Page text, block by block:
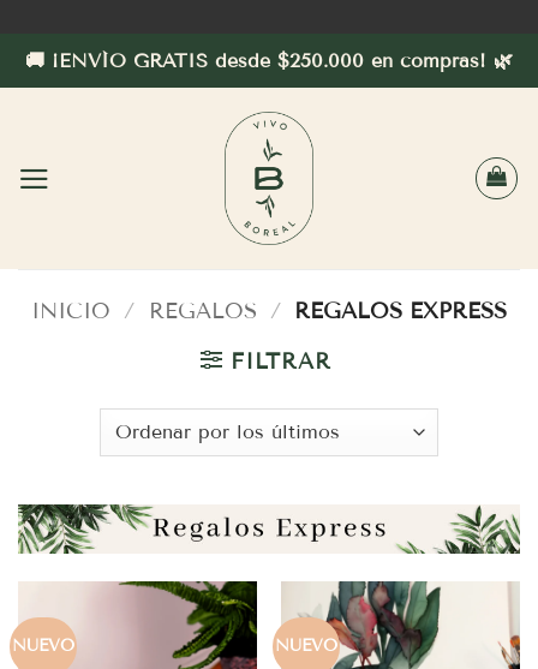
contenido
🚚 ¡ENVÍO GRATIS desde $250.000 en compras! 🌿
INICIO / REGALOS / REGALOS EXPRESS
FILTRAR
NUEVO NUEVO